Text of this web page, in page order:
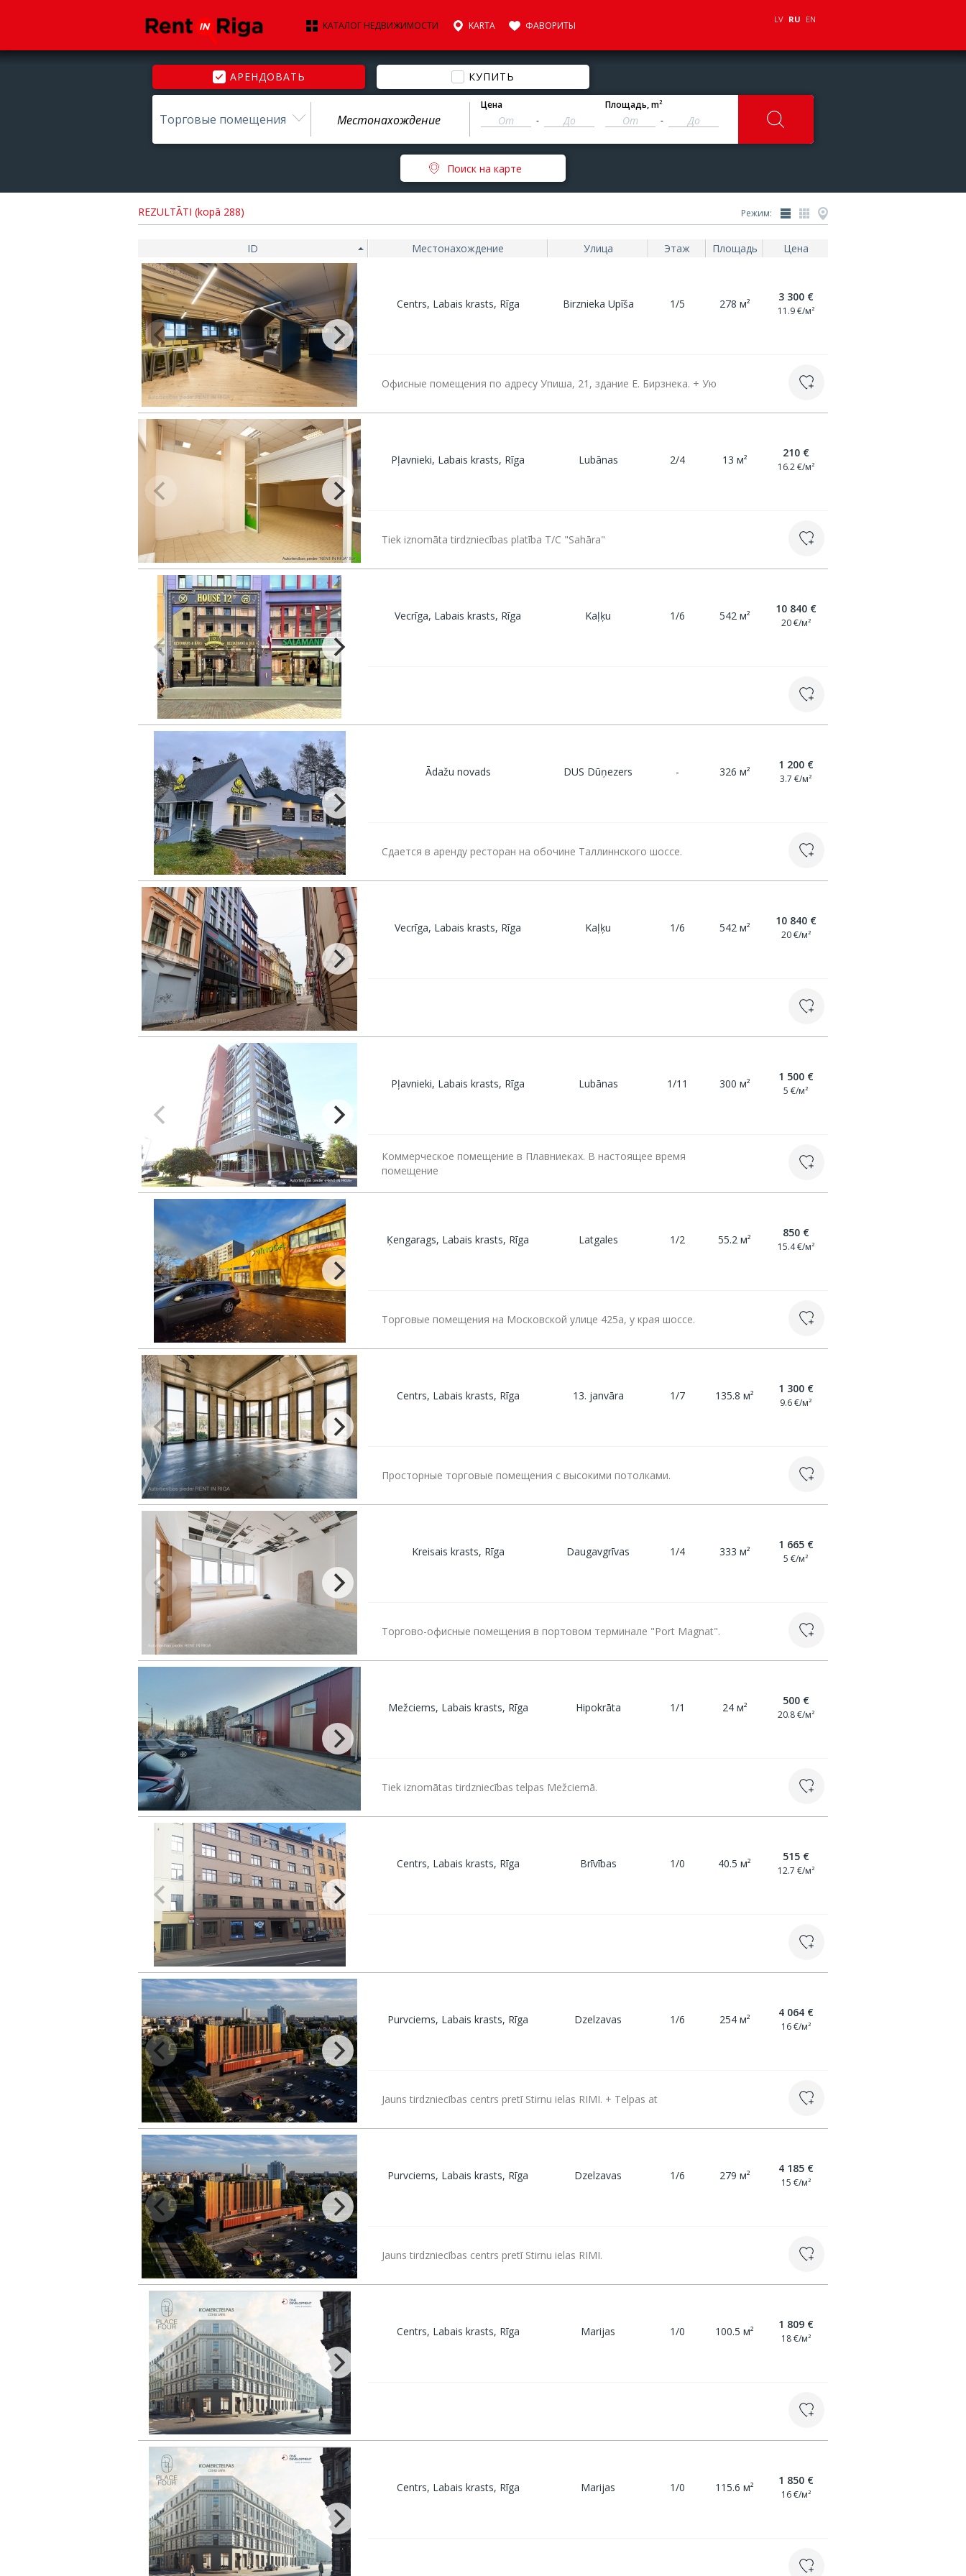
КАТАЛОГ НЕДВИЖИМОСТИ KARTA ФАВОРИТЫ
LV RU EN
АРЕНДОВАТЬ КУПИТЬ
Торговые помещения
Цена
-
Площадь, m2
-
Поиск на карте
REZULTĀTI (kopā 288) Режим:
ID Местонахождение Улица Этаж Площадь Цена
Centrs, Labais krasts, Rīga Birznieka Upīša 1/5 278 м²
3 300 €
11.9 €/м²
Офисные помещения по адресу Упиша, 21, здание E. Бирзнека. + Ую
Pļavnieki, Labais krasts, Rīga Lubānas 2/4 13 м²
210 €
16.2 €/м²
Tiek iznomāta tirdzniecības platība T/C "Sahāra"
Vecrīga, Labais krasts, Rīga Kaļķu 1/6 542 м²
10 840 €
20 €/м²
Ādažu novads DUS Dūņezers - 326 м²
1 200 €
3.7 €/м²
Сдается в аренду ресторан на обочине Таллиннского шоссе.
Vecrīga, Labais krasts, Rīga Kaļķu 1/6 542 м²
10 840 €
20 €/м²
Pļavnieki, Labais krasts, Rīga Lubānas 1/11 300 м²
1 500 €
5 €/м²
Коммерческое помещение в Плавниеках. В настоящее время
помещение
Ķengarags, Labais krasts, Rīga Latgales 1/2 55.2 м²
850 €
15.4 €/м²
Торговые помещения на Московской улице 425a, у края шоссе.
Centrs, Labais krasts, Rīga 13. janvāra 1/7 135.8 м²
1 300 €
9.6 €/м²
Просторные торговые помещения с высокими потолками.
Kreisais krasts, Rīga Daugavgrīvas 1/4 333 м²
1 665 €
5 €/м²
Торгово-офисные помещения в портовом терминале "Port Magnat".
Mežciems, Labais krasts, Rīga Hipokrāta 1/1 24 м²
500 €
20.8 €/м²
Tiek iznomātas tirdzniecības telpas Mežciemā.
Centrs, Labais krasts, Rīga Brīvības 1/0 40.5 м²
515 €
12.7 €/м²
Purvciems, Labais krasts, Rīga Dzelzavas 1/6 254 м²
4 064 €
16 €/м²
Jauns tirdzniecības centrs pretī Stirnu ielas RIMI. + Telpas at
Purvciems, Labais krasts, Rīga Dzelzavas 1/6 279 м²
4 185 €
15 €/м²
Jauns tirdzniecības centrs pretī Stirnu ielas RIMI.
Centrs, Labais krasts, Rīga Marijas 1/0 100.5 м²
1 809 €
18 €/м²
Centrs, Labais krasts, Rīga Marijas 1/0 115.6 м²
1 850 €
16 €/м²